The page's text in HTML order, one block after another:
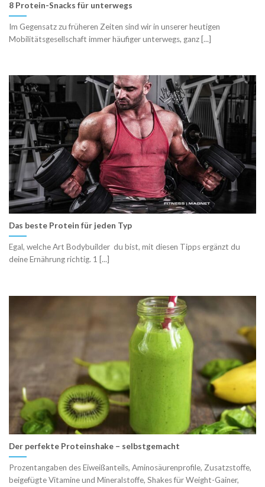
8 Protein-Snacks für unterwegs
Im Gegensatz zu früheren Zeiten sind wir in unserer heutigen
Mobilitätsgesellschaft immer häufiger unterwegs, ganz [...]
Das beste Protein für jeden Typ
Egal, welche Art Bodybuilder du bist, mit diesen Tipps ergänzt du
deine Ernährung richtig. 1 [...]
Der perfekte Proteinshake – selbstgemacht
Prozentangaben des Eiweißanteils, Aminosäurenprofile, Zusatzstoffe,
beigefügte Vitamine und Mineralstoffe, Shakes für Weight-Gainer,